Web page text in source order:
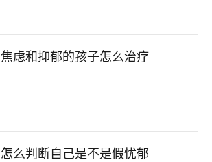
焦虑和抑郁的孩子怎么治疗
怎么判断自己是不是假忧郁